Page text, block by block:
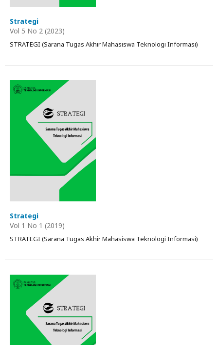
Strategi
Vol 5 No 2 (2023)
STRATEGI (Sarana Tugas Akhir Mahasiswa Teknologi Informasi)
Strategi
Vol 1 No 1 (2019)
STRATEGI (Sarana Tugas Akhir Mahasiswa Teknologi Informasi)